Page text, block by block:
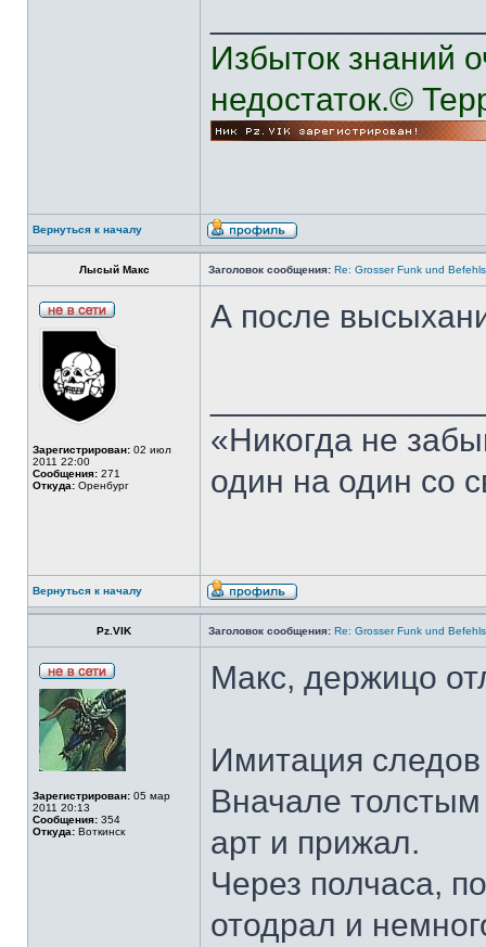
Избыток знаний
недостаток.©
Вернуться к началу
Лысый Макс Заголовок сообщения: Re: Grosser Funk und
Зарегистрирован: 02 июл
2011 22:00
Сообщения: 271
Откуда: Оренбург
А после
«Никогда не
один на один со
Вернуться к началу
Pz.VIK Заголовок сообщения: Re: Grosser Funk und
Зарегистрирован: 05 мар
2011 20:13
Сообщения: 354
Откуда: Воткинск
Макс, держицо
Имитация следов
Вначале толстым
арт и прижал.
Через полчаса,
отодрал и